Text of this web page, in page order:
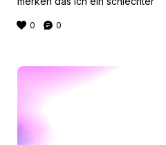
0 0